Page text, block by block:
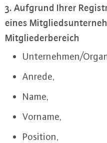
3. Aufgrund Ihrer
eines
Mit­glie­der­be­reich
Un­ter­neh­men/
Anrede,
Name,
Vorname,
Position,